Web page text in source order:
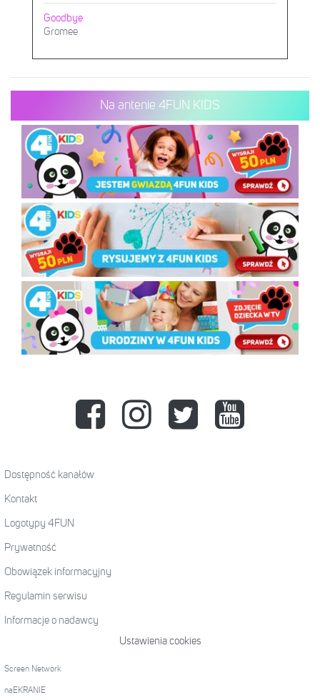
Goodbye
Gromee
Na antenie 4FUN KIDS
Dostępność kanałów
Kontakt
Logotypy 4FUN
Prywatność
Obowiązek informacyjny
Regulamin serwisu
Informacje o nadawcy
Ustawienia cookies
Screen Network
naEKRANIE